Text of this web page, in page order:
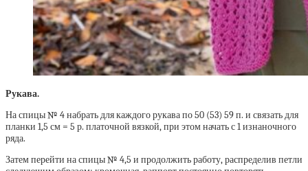
Рукава.
На спицы № 4 набрать для каждого рукава по 50 (53) 59 п. и связать для
планки 1,5 см = 5 р. платочной вязкой, при этом начать с 1 изнаночного
ряда.
Затем перейти на спицы № 4,5 и продолжить работу, распределив петли